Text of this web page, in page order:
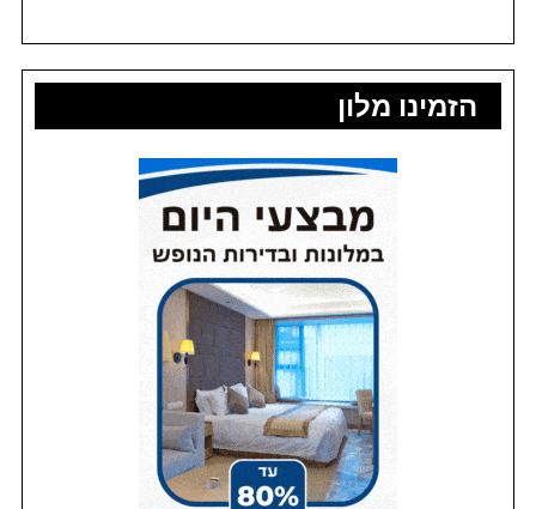
הזמינו מלון